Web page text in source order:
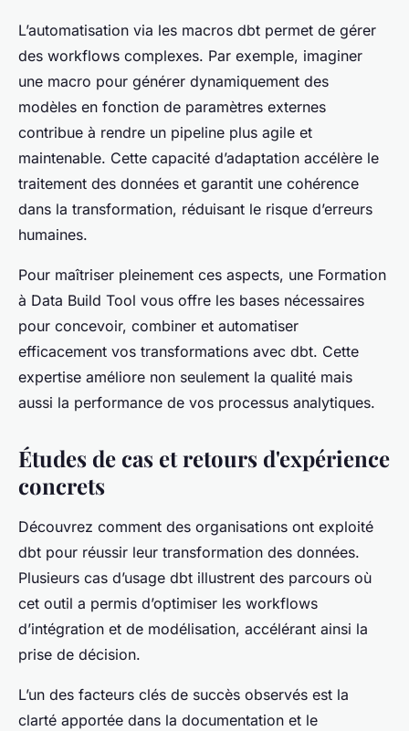
L’automatisation via les macros dbt permet de gérer
des workflows complexes. Par exemple, imaginer
une macro pour générer dynamiquement des
modèles en fonction de paramètres externes
contribue à rendre un pipeline plus agile et
maintenable. Cette capacité d’adaptation accélère le
traitement des données et garantit une cohérence
dans la transformation, réduisant le risque d’erreurs
humaines.
Pour maîtriser pleinement ces aspects, une Formation
à Data Build Tool vous offre les bases nécessaires
pour concevoir, combiner et automatiser
efficacement vos transformations avec dbt. Cette
expertise améliore non seulement la qualité mais
aussi la performance de vos processus analytiques.
Études de cas et retours d'expérience
concrets
Découvrez comment des organisations ont exploité
dbt pour réussir leur transformation des données.
Plusieurs cas d’usage dbt illustrent des parcours où
cet outil a permis d’optimiser les workflows
d’intégration et de modélisation, accélérant ainsi la
prise de décision.
L’un des facteurs clés de succès observés est la
clarté apportée dans la documentation et le